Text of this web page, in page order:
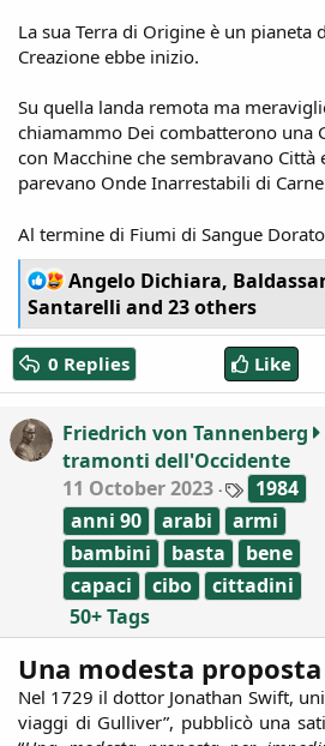
La sua Terra di Origine è un pianeta
Creazione ebbe inizio.
Su quella landa remota ma
chiamammo Dei combatterono una
con Macchine che sembravano Città
parevano Onde Inarrestabili di
Al termine di Fiumi di Sangue
R
e
c
t
i
n
s
:
Angelo Dichiara,
Santarelli and 23 others
0 Replies Like
Friedrich von Tannenberg
tramonti dell'Occidente
11 October 2023
T
a
g
s
1984
anni 90
arabi
armi
bambini
basta
bene
capaci
cibo
cittadini
50+ Tags
Una modesta proposta
Nel 1729 il dottor Jonathan Swift,
viaggi di Gulliver”, pubblicò una